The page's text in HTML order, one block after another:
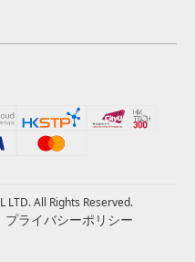
LTD. All Rights Reserved.
プライバシーポリシー